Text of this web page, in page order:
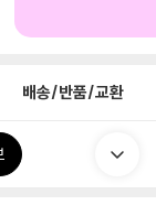
배송/반품/교환